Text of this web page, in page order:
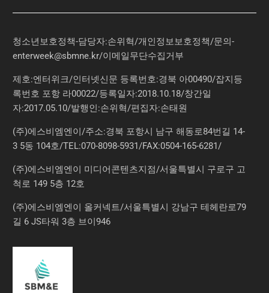
청소년보호정책-담당자:손위혁/개인정보보호정책/문의-
enterweek@sbmne.kr/이메일무단수집거부
제호:엔터위크/인터넷신문 등록번호:경북 아00490/잡지등
록번호 포항 라00022/등록일자:2018.10.18/창간일
자:2017.05.10/발행인:손위혁/편집자:손태원
(주)에스비엠엔이/주소:경북 포항시 남구 해동로84번길 14-
3 5동 104호/TEL:070-8098-5931/FAX:0504-165-6281/
(주)에스비엠엔이 미디어콘텐츠지점/서울특별시 구로구 고
척로 149 5층 12호
(주)에스비엠엔이 올커넥트/서울특별시 강남구 테헤란로79
길 6 JS타워 3층 브이946